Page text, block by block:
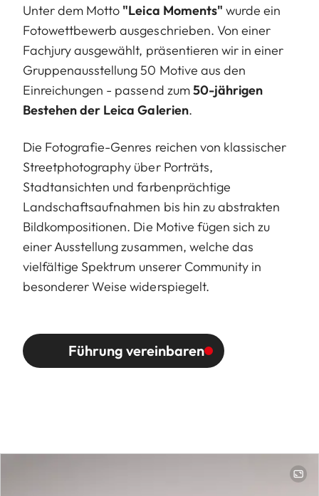
Unter dem Motto "Leica Moments" wurde ein
Fotowettbewerb ausgeschrieben. Von einer
Fachjury ausgewählt, präsentieren wir in einer
Gruppenausstellung 50 Motive aus den
Einreichungen - passend zum50-jährigen
Bestehen der Leica Galerien.
Die Fotografie-Genres reichen von klassischer
Streetphotography über Porträts,
Stadtansichten und farbenprächtige
Landschaftsaufnahmen bis hin zu abstrakten
Bildkompositionen. Die Motive fügen sich zu
einer Ausstellung zusammen, welche das
vielfältige Spektrum unserer Community in
besonderer Weise widerspiegelt.
Führung vereinbaren